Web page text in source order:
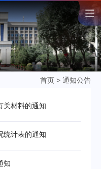
首页 > 通知公告
关材料的通知
统计表的通知
知